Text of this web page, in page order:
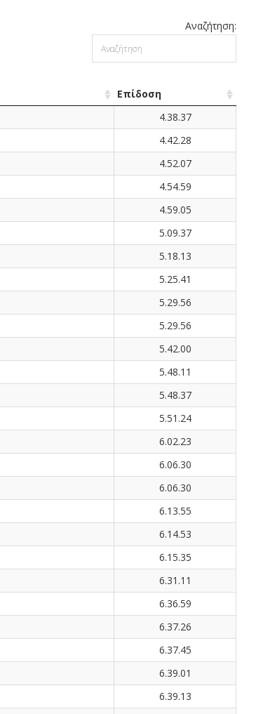
Αναζήτηση:
Επίδοση
4.38.37
4.42.28
4.52.07
4.54.59
4.59.05
5.09.37
5.18.13
5.25.41
5.29.56
5.29.56
5.42.00
5.48.11
5.48.37
5.51.24
6.02.23
6.06.30
6.06.30
6.13.55
6.14.53
6.15.35
6.31.11
6.36.59
6.37.26
6.37.45
6.39.01
6.39.13